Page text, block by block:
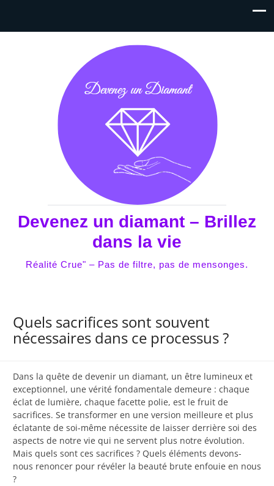
Devenez un diamant – Brillez
dans la vie
Réalité Crue" – Pas de filtre, pas de mensonges.
Quels sacrifices sont souvent
nécessaires dans ce processus ?
Dans la quête de devenir un diamant, un être lumineux et
exceptionnel, une vérité fondamentale demeure : chaque
éclat de lumière, chaque facette polie, est le fruit de
sacrifices. Se transformer en une version meilleure et plus
éclatante de soi-même nécessite de laisser derrière soi des
aspects de notre vie qui ne servent plus notre évolution.
Mais quels sont ces sacrifices ? Quels éléments devons-
nous renoncer pour révéler la beauté brute enfouie en nous
?